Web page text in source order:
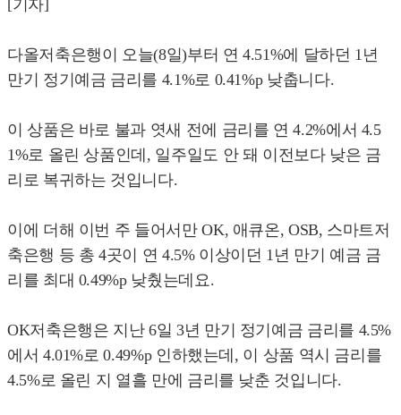
[기자]
다올저축은행이 오늘(8일)부터 연 4.51%에 달하던 1년
만기 정기예금 금리를 4.1%로 0.41%p 낮춥니다.
이 상품은 바로 불과 엿새 전에 금리를 연 4.2%에서 4.5
1%로 올린 상품인데, 일주일도 안 돼 이전보다 낮은 금
리로 복귀하는 것입니다.
이에 더해 이번 주 들어서만 OK, 애큐온, OSB, 스마트저
축은행 등 총 4곳이 연 4.5% 이상이던 1년 만기 예금 금
리를 최대 0.49%p 낮췄는데요.
OK저축은행은 지난 6일 3년 만기 정기예금 금리를 4.5%
에서 4.01%로 0.49%p 인하했는데, 이 상품 역시 금리를
4.5%로 올린 지 열흘 만에 금리를 낮춘 것입니다.